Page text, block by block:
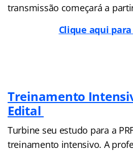
transmissão começará a
Clique aqui
Treinamento
Edital
Turbine seu estudo para a
treinamento intensivo. A